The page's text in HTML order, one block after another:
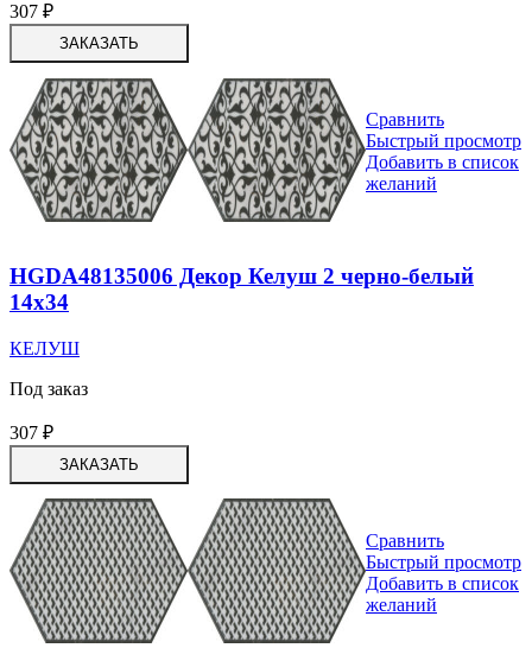
307 ₽
ЗАКАЗАТЬ
Сравнить
Быстрый просмотр
Добавить в список
желаний
HGDA48135006 Декор Келуш 2 черно-белый
14х34
КЕЛУШ
Под заказ
307 ₽
ЗАКАЗАТЬ
Сравнить
Быстрый просмотр
Добавить в список
желаний